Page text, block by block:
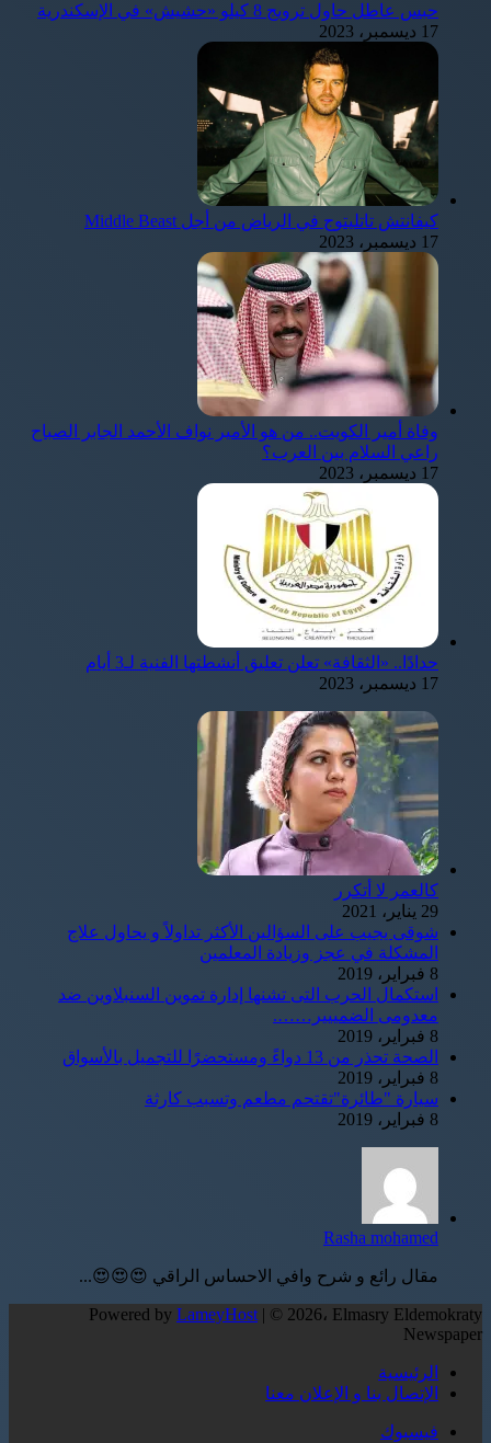
حبس عاطل حاول ترويج 8 كيلو «حشيش» في الإسكندرية
17 ديسمبر، 2023
كيفانتش تاتليتوج في الرياض من أجل Middle Beast
17 ديسمبر، 2023
وفاة أمير الكويت.. من هو الأمير نواف الأحمد الجابر الصباح
راعي السلام بين العرب؟
17 ديسمبر، 2023
حدادًا.. «الثقافة» تعلن تعليق أنشطتها الفنية لـ3 أيام
17 ديسمبر، 2023
كالعمر لا أتكرر
29 يناير، 2021
شوقى يجيب على السؤالين الأكثر تداولاً و يحاول علاج
المشكلة في عجز وزيادة المعلمين
8 فبراير، 2019
استكمال الحرب التى تشنها إدارة تموين السنبلاوين ضد
معدومى الضمييير…….
8 فبراير، 2019
الصحة تحذر من 13 دواءً ومستحضرًا للتجميل بالأسواق
8 فبراير، 2019
سيارة "طائرة"تقتحم مطعم وتسبب كارثة
8 فبراير، 2019
Rasha mohamed
مقال رائع و شرح وافي الاحساس الراقي 😍😍😍...
Powered by LameyHost| © 2026، Elmasry Eldemokraty
Newspaper
الرئيسية
الإتصال بنا و الإعلان معنا
فيسبوك